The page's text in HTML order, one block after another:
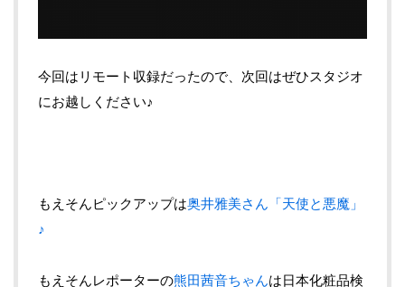
今回はリモート収録だったので、次回はぜひスタジオ
にお越しください♪
もえそんピックアップは奥井雅美さん「天使と悪魔」
♪
もえそんレポーターの熊田茜音ちゃんは日本化粧品検